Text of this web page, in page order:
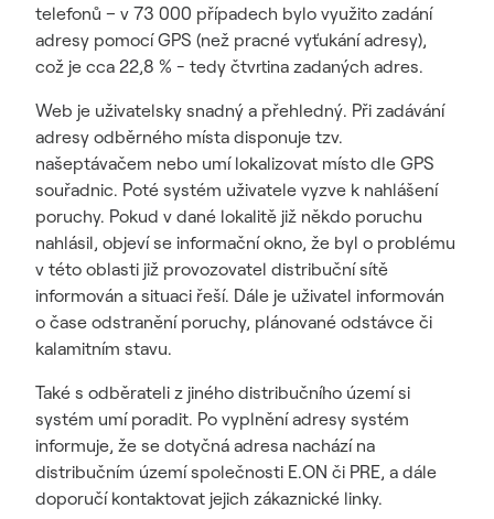
telefonů – v 73 000 případech bylo využito zadání
adresy pomocí GPS (než pracné vyťukání adresy),
což je cca 22,8 % - tedy čtvrtina zadaných adres.
Web je uživatelsky snadný a přehledný. Při zadávání
adresy odběrného místa disponuje tzv.
našeptávačem nebo umí lokalizovat místo dle GPS
souřadnic. Poté systém uživatele vyzve k nahlášení
poruchy. Pokud v dané lokalitě již někdo poruchu
nahlásil, objeví se informační okno, že byl o problému
v této oblasti již provozovatel distribuční sítě
informován a situaci řeší. Dále je uživatel informován
o čase odstranění poruchy, plánované odstávce či
kalamitním stavu.
Také s odběrateli z jiného distribučního území si
systém umí poradit. Po vyplnění adresy systém
informuje, že se dotyčná adresa nachází na
distribučním území společnosti E.ON či PRE, a dále
doporučí kontaktovat jejich zákaznické linky.